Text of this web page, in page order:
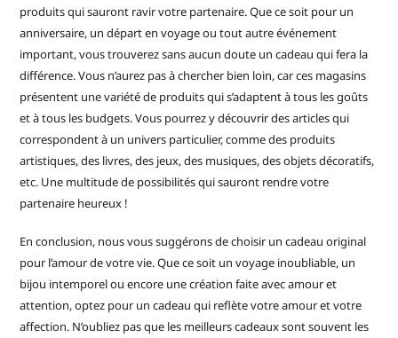
produits qui sauront ravir votre partenaire. Que ce soit pour un
anniversaire, un départ en voyage ou tout autre événement
important, vous trouverez sans aucun doute un cadeau qui fera la
différence. Vous n’aurez pas à chercher bien loin, car ces magasins
présentent une variété de produits qui s’adaptent à tous les goûts
et à tous les budgets. Vous pourrez y découvrir des articles qui
correspondent à un univers particulier, comme des produits
artistiques, des livres, des jeux, des musiques, des objets décoratifs,
etc. Une multitude de possibilités qui sauront rendre votre
partenaire heureux !
En conclusion, nous vous suggérons de choisir un cadeau original
pour l’amour de votre vie. Que ce soit un voyage inoubliable, un
bijou intemporel ou encore une création faite avec amour et
attention, optez pour un cadeau qui reflète votre amour et votre
affection. N’oubliez pas que les meilleurs cadeaux sont souvent les